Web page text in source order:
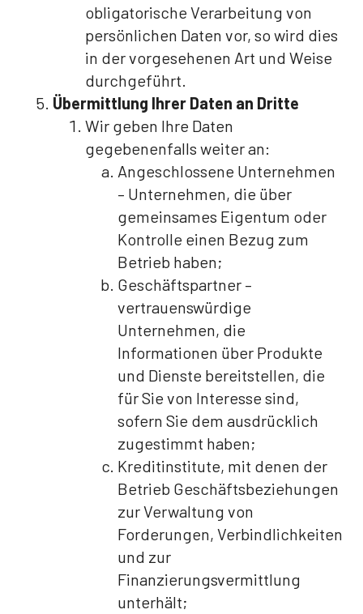
obligatorische Verarbeitung von
persönlichen Daten vor, so wird dies
in der vorgesehenen Art und Weise
durchgeführt.
Übermittlung Ihrer Daten an Dritte
Wir geben Ihre Daten
gegebenenfalls weiter an:
Angeschlossene Unternehmen
– Unternehmen, die über
gemeinsames Eigentum oder
Kontrolle einen Bezug zum
Betrieb haben;
Geschäftspartner –
vertrauenswürdige
Unternehmen, die
Informationen über Produkte
und Dienste bereitstellen, die
für Sie von Interesse sind,
sofern Sie dem ausdrücklich
zugestimmt haben;
Kreditinstitute, mit denen der
Betrieb Geschäftsbeziehungen
zur Verwaltung von
Forderungen, Verbindlichkeiten
und zur
Finanzierungsvermittlung
unterhält;